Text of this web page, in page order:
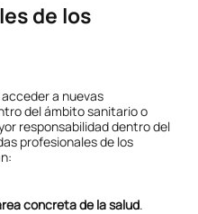
de los
a nuevas
del ámbito sanitario o
responsabilidad dentro del
profesionales de los
concreta de la salud.